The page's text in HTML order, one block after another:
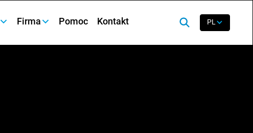
Firma Pomoc Kontakt PL